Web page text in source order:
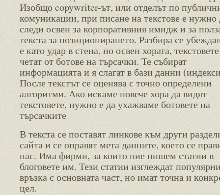
Изобщо copywriter-ът, или отделът по
комуникации, при писане на текстове е нужно
следи освен за корпоративния имидж и за
текста за позиционирането. Разбира се
е като удар в стена, но освен хората,
четат от ботове на търсачки. Те събират
информацията и я слагат в бази данни
После текстът се оценява с точно определени
алгоритми. Ако искаме повече хора да видят
текстовете, нужно е да ухажваме ботовете на
търсачките
В текста се поставят линкове към други
сайта и се оправят мета данните, което се
нас. Има фирми, за които ние пишем статии в
блоговете им. Тези статии изглеждат
връзка с основната част, но имат точна и
цел.